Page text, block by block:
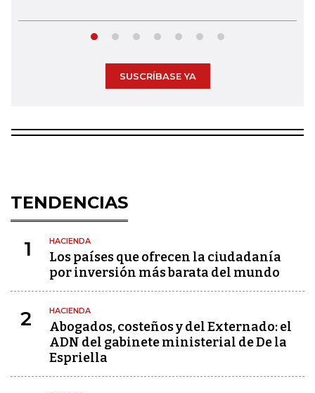
SUSCRÍBASE YA
TENDENCIAS
1 HACIENDA
Los países que ofrecen la ciudadanía
por inversión más barata del mundo
2 HACIENDA
Abogados, costeños y del Externado: el
ADN del gabinete ministerial de De la
Espriella